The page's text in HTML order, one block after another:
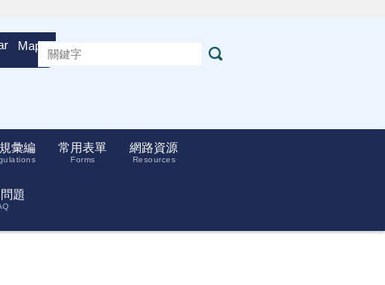
Maps
彙編 常用表單
Forms
網路資源
Resources
題